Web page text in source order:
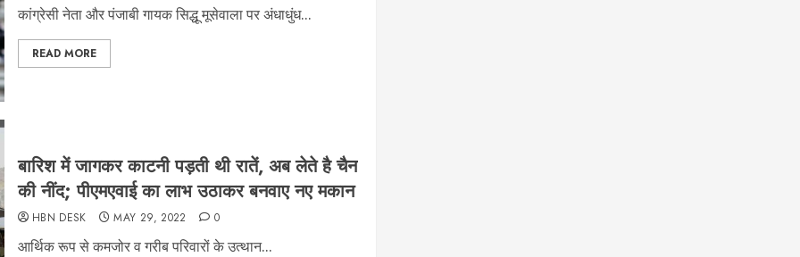
कांग्रेसी नेता और पंजाबी गायक सिद्धू मूसेवाला पर अंधाधुंध...
READ MORE
बारिश में जागकर काटनी पड़ती थी रातें, अब लेते है चैन
की नींद; पीएमएवाई का लाभ उठाकर बनवाए नए मकान
HBN DESK MAY 29, 2022 0
आर्थिक रूप से कमजोर व गरीब परिवारों के उत्थान...